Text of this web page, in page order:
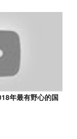
年最有野心的国